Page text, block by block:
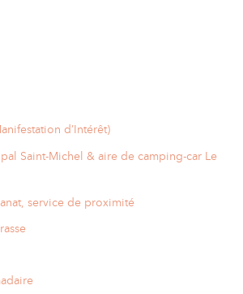
d’Intérêt)
Saint-Michel & aire de camping-car Le
service de proximité